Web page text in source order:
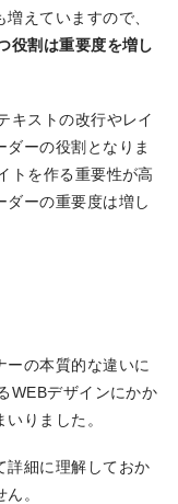
えていますので、
役割は重要度を増し
キストの改行やレイ
ダーの役割となりま
トを作る重要性が高
ダーの重要度は増し
ーの本質的な違いに
WEBデザインにかか
りました。
詳細に理解しておか
。